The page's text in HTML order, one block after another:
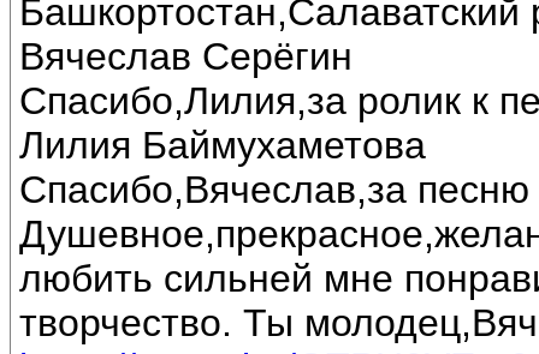
Вячеслав Серёгин
Спасибо,Лилия,за ролик к
Лилия Баймухаметова
Спасибо,Вячеслав,за песню
любить сильней мне
творчество. Ты